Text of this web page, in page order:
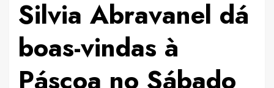
Silvia Abravanel dá
boas-vindas à
Páscoa no Sábado